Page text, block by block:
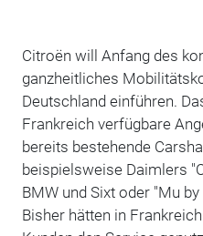
Citroën will Anfang des
ganzheitliches
Deutschland einführen.
Frankreich verfügbare
bereits bestehende
beispielsweise Daimlers
BMW und Sixt oder "Mu
Bisher hätten in